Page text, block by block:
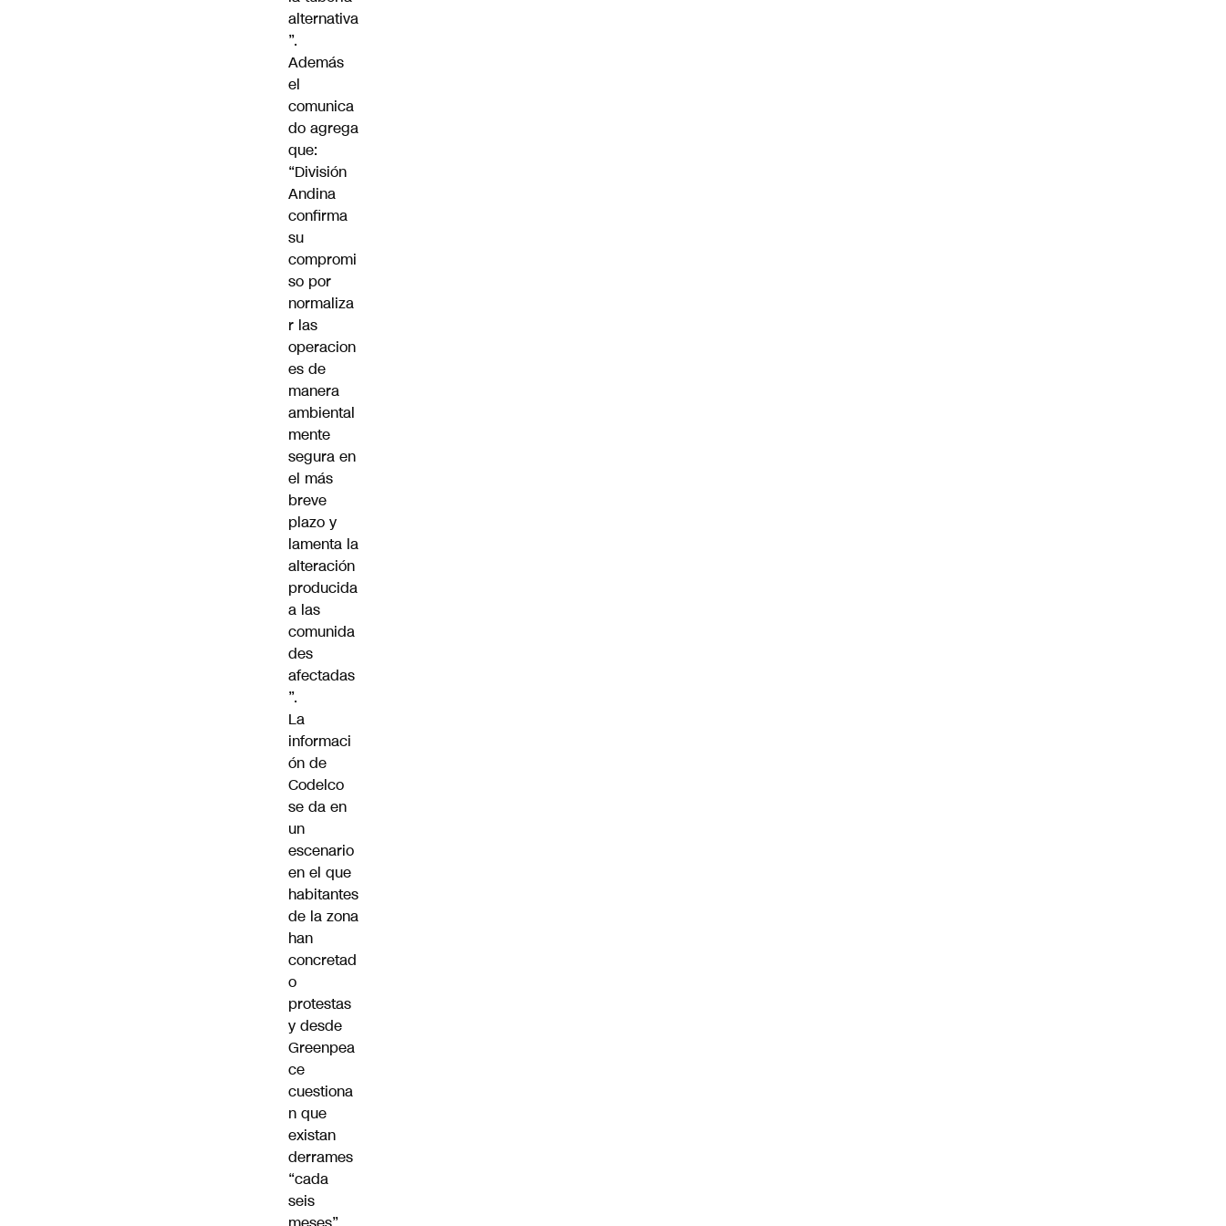
alternativa
”.
Además
el
comunica
do agrega
que:
“División
Andina
confirma
su
compromi
so por
normaliza
r las
operacion
es de
manera
ambiental
mente
segura en
el más
breve
plazo y
lamenta la
alteración
producida
a las
comunida
des
afectadas
”.
La
informaci
ón de
Codelco
se da en
un
escenario
en el que
habitantes
de la zona
han
concretad
o
protestas
y desde
Greenpea
ce
cuestiona
n que
existan
derrames
“cada
seis